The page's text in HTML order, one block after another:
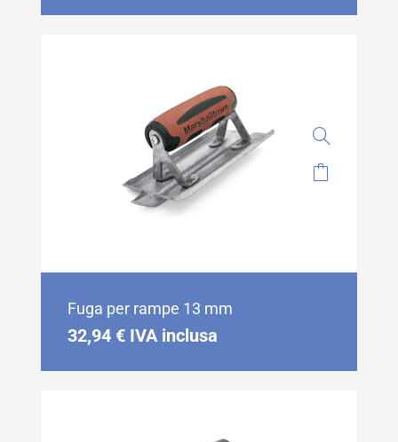
Fuga per rampe 13 mm
32,94 € IVA inclusa